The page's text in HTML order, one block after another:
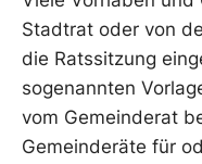
Stadtrat oder von
die Ratssitzung
sogenannten
vom Gemeinderat
Gemeinderäte für